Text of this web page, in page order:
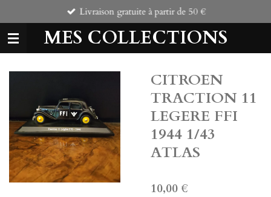
au
contenu
principal
MES COLLECTIONS
Livraison gratuite à partir de 50 €
CITROEN
TRACTION 11
LEGERE FFI
1944 1/43
ATLAS
10,00 €